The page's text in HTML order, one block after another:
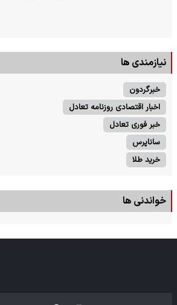
نیازمندی ها
خبرگردون
اخبار اقتصادی روزنامه تعادل
خبر فوری تعادل
ساناپرس
خرید طلا
خواندنی ها